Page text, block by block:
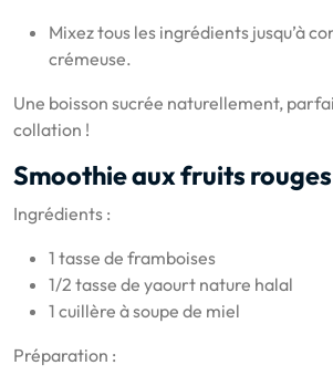
Mixez tous les ingrédients jusqu’à
crémeuse.
Une boisson sucrée naturellement,
collation !
Smoothie aux fruits rouges
Ingrédients :
1 tasse de framboises
1/2 tasse de yaourt nature halal
1 cuillère à soupe de miel
Préparation :